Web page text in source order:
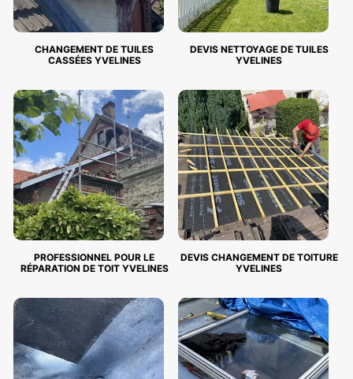
CHANGEMENT DE TUILES
CASSÉES YVELINES
DEVIS NETTOYAGE DE TUILES
YVELINES
PROFESSIONNEL POUR LE
RÉPARATION DE TOIT YVELINES
DEVIS CHANGEMENT DE TOITURE
YVELINES